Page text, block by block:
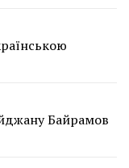
Байрамов